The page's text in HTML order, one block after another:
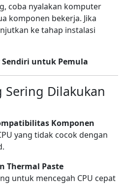
coba nyalakan komputer
komponen bekerja. Jika
ke tahap instalasi
untuk Pemula
Sering Dilakukan
Komponen
yang tidak cocok dengan
Thermal Paste
untuk mencegah CPU cepat